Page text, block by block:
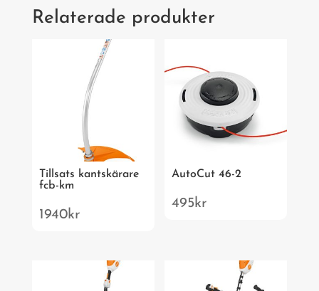
Relaterade produkter
Tillsats kantskärare
fcb-km
1940kr
AutoCut 46-2
495kr